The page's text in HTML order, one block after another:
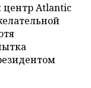
Atlantic